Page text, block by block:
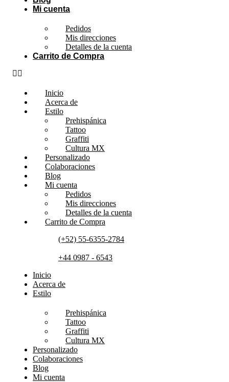
Mi cuenta
Pedidos
Mis direcciones
Detalles de la cuenta
Carrito de Compra
Inicio
Acerca de
Estilo
Prehispánica
Tattoo
Graffiti
Cultura MX
Personalizado
Colaboraciones
Blog
Mi cuenta
Pedidos
Mis direcciones
Detalles de la cuenta
Carrito de Compra
(+52) 55-6355-2784
+44 0987 - 6543
Inicio
Acerca de
Estilo
Prehispánica
Tattoo
Graffiti
Cultura MX
Personalizado
Colaboraciones
Blog
Mi cuenta